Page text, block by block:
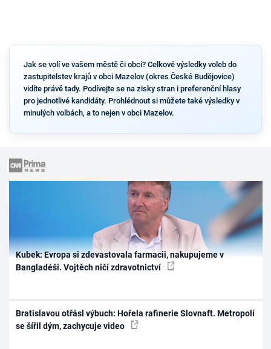
Jak se volí ve vašem městě či obci? Celkové výsledky voleb do
zastupitelstev krajů v obci Mazelov (okres České Budějovice)
vidíte právě tady. Podívejte se na zisky stran i preferenční hlasy
pro jednotlivé kandidáty. Prohlédnout si můžete také výsledky v
minulých volbách, a to nejen v obci Mazelov.
Kubek: Evropa si zdevastovala farmacii, nakupujeme v
Bangladéši. Vojtěch ničí zdravotnictví
Bratislavou otřásl výbuch: Hořela rafinerie Slovnaft. Metropolí
se šířil dým, zachycuje video